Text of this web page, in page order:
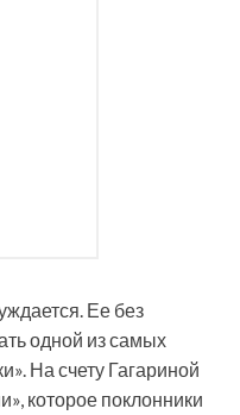
Ее без
одной из самых
На счету Гагариной
которое поклонники